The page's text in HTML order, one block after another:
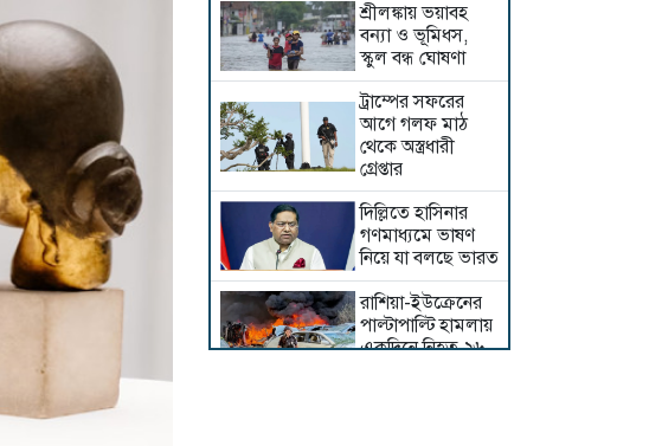
শ্রীলঙ্কায় ভয়াবহ
বন্যা ও ভূমিধস,
স্কুল বন্ধ ঘোষণা
ট্রাম্পের সফরের
আগে গলফ মাঠ
থেকে অস্ত্রধারী
গ্রেপ্তার
দিল্লিতে হাসিনার
গণমাধ্যমে ভাষণ
নিয়ে যা বলছে ভারত
রাশিয়া-ইউক্রেনের
পাল্টাপাল্টি হামলায়
একদিনে নিহত ২৬